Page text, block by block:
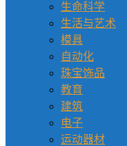
生命科学
生活与艺术
模具
自动化
珠宝饰品
教育
建筑
电子
运动器材